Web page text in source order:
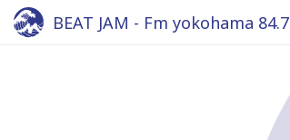
BEAT JAM - Fm yokohama 84.7